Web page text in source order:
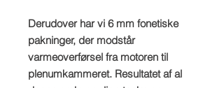
Derudover har vi 6 mm fonetiske
pakninger, der modstår
varmeoverførsel fra motoren til
plenumkammeret. Resultatet af al